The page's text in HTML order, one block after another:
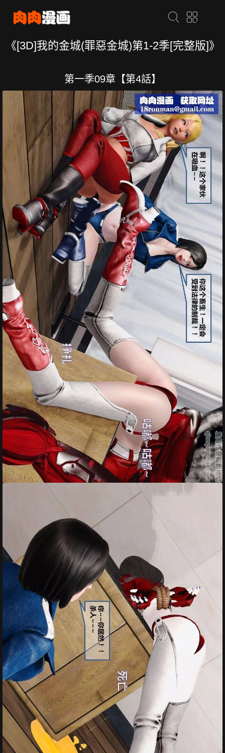
《[3D]我的金城(罪惡金城)第1-2季[完整版]》
第一季09章【第4話】